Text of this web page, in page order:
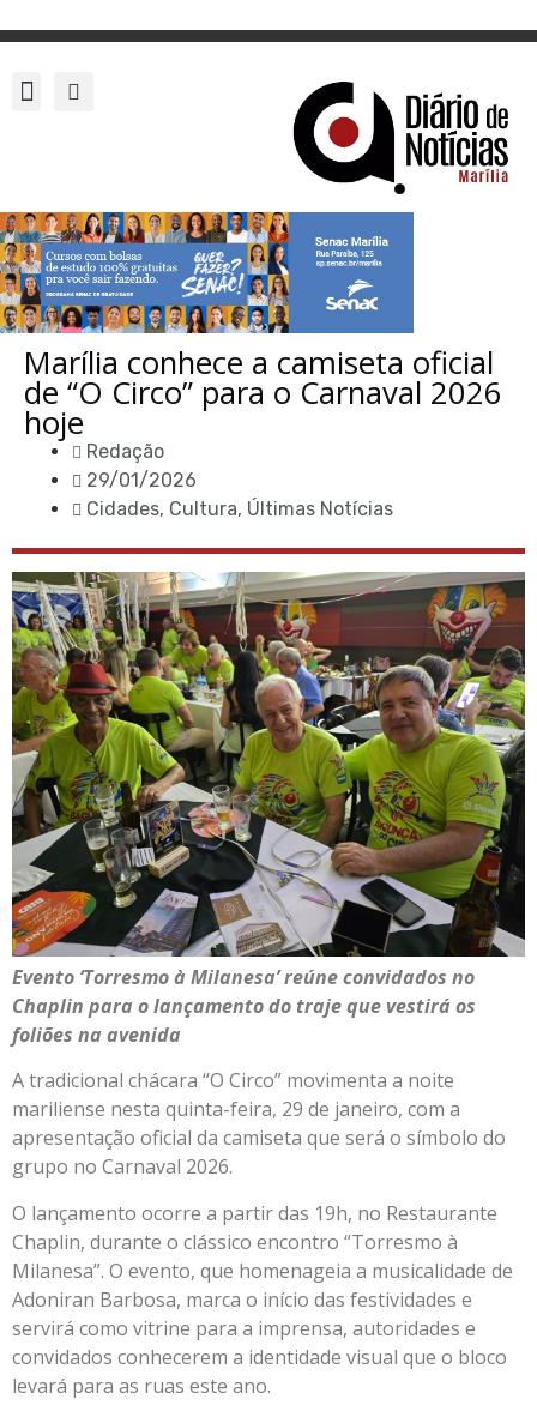
Marília conhece a camiseta oficial
de “O Circo” para o Carnaval 2026
hoje
Redação
29/01/2026
Cidades, Cultura, Últimas Notícias
Evento ‘Torresmo à Milanesa’ reúne convidados no
Chaplin para o lançamento do traje que vestirá os
foliões na avenida
A tradicional chácara “O Circo” movimenta a noite
mariliense nesta quinta-feira, 29 de janeiro, com a
apresentação oficial da camiseta que será o símbolo do
grupo no Carnaval 2026.
O lançamento ocorre a partir das 19h, no Restaurante
Chaplin, durante o clássico encontro “Torresmo à
Milanesa”. O evento, que homenageia a musicalidade de
Adoniran Barbosa, marca o início das festividades e
servirá como vitrine para a imprensa, autoridades e
convidados conhecerem a identidade visual que o bloco
levará para as ruas este ano.